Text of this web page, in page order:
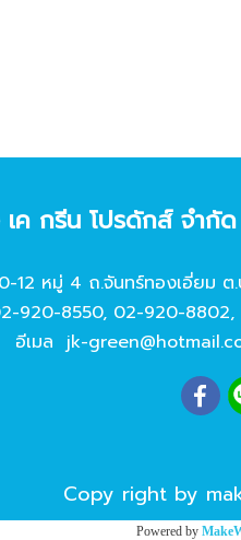
เค กรีน โปรดักส์ จํากั
12 หมู่ 4 ถ.จันทร์ทองเอี่ยม ต
920-8550, 02-920-8802,
อีเมล jk-
Copy right by
Powered by